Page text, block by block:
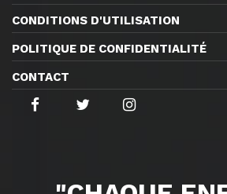
CONDITIONS D'UTILISATION
POLITIQUE DE CONFIDENTIALITÉ
CONTACT